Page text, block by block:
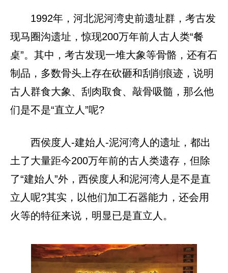
1992年，河北泥河湾史前遗址群，考古发
现马圈沟遗址，惊现200万年前人古人类“餐
桌”。其中，考古发现一堆大象等骨骼，还有石
制品，多数骨头上存在砍砸和刮削痕迹，说明
古人群食大象、刮肉取食、敲骨吸髓，那么他
们是不是“直立人”呢?
西侯度人-建始人-泥河湾人的遗址，都出
土了大量距今200万年前的古人类遗存，但除
了“建始人”外，西侯度人和泥河湾人是不是直
立人呢?其实，以他们加工石器能力，还会用
火等的特征来说，明显已是直立人。